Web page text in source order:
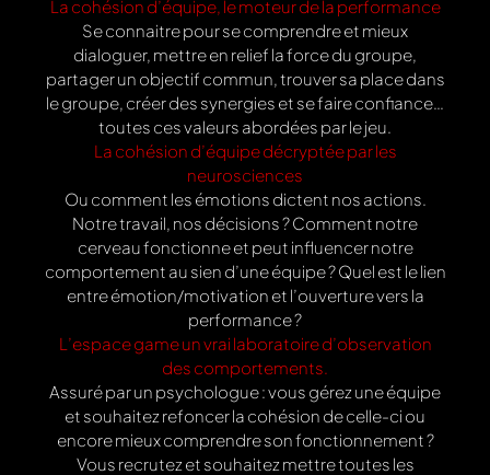
La cohésion d’équipe, le moteur de la performance
Se connaitre pour se comprendre et mieux
dialoguer, mettre en relief la force du groupe,
partager un objectif commun, trouver sa place dans
le groupe, créer des synergies et se faire confiance…
toutes ces valeurs abordées par le jeu.
La cohésion d’équipe décryptée par les
neurosciences
Ou comment les émotions dictent nos actions.
Notre travail, nos décisions ? Comment notre
cerveau fonctionne et peut influencer notre
comportement au sien d’une équipe ? Quel est le lien
entre émotion/motivation et l’ouverture vers la
performance ?
L’espace game un vrai laboratoire d’observation
des comportements.
Assuré par un psychologue : vous gérez une équipe
et souhaitez refoncer la cohésion de celle-ci ou
encore mieux comprendre son fonctionnement ?
Vous recrutez et souhaitez mettre toutes les